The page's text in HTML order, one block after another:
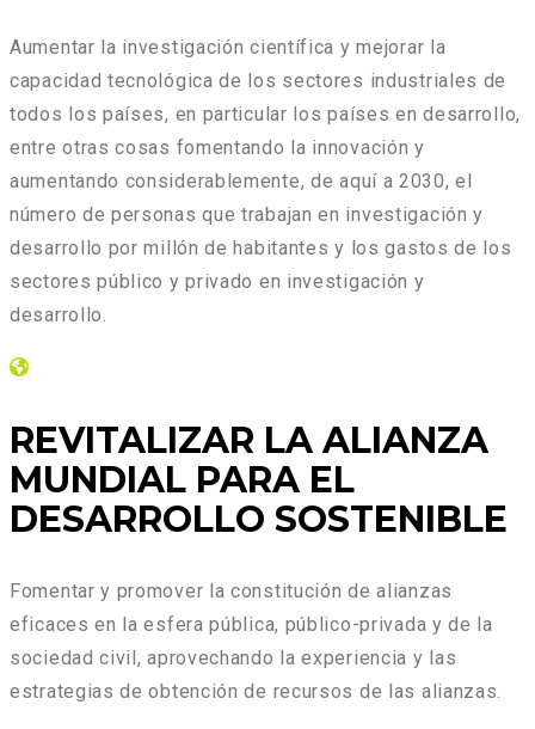
Aumentar la investigación científica y mejorar la
capacidad tecnológica de los sectores industriales de
todos los países, en particular los países en desarrollo,
entre otras cosas fomentando la innovación y
aumentando considerablemente, de aquí a 2030, el
número de personas que trabajan en investigación y
desarrollo por millón de habitantes y los gastos de los
sectores público y privado en investigación y
desarrollo.
REVITALIZAR LA ALIANZA
MUNDIAL PARA EL
DESARROLLO SOSTENIBLE
Fomentar y promover la constitución de alianzas
eficaces en la esfera pública, público-privada y de la
sociedad civil, aprovechando la experiencia y las
estrategias de obtención de recursos de las alianzas.